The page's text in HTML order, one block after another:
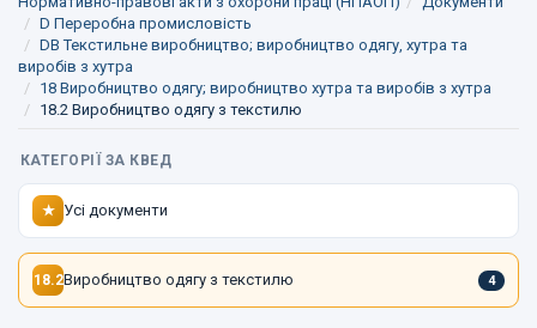
D Переробна промисловість
DB Текстильне виробництво; виробництво одягу, хутра та
виробів з хутра
18 Виробництво одягу; виробництво хутра та виробів з хутра
18.2 Виробництво одягу з текстилю
КАТЕГОРІЇ ЗА КВЕД
★ Усі документи
18.2Виробництво одягу з текстилю 4